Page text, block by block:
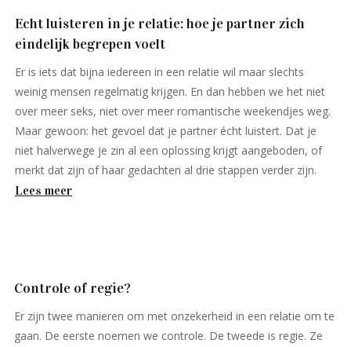
Echt luisteren in je relatie: hoe je partner zich
eindelijk begrepen voelt
Er is iets dat bijna iedereen in een relatie wil maar slechts
weinig mensen regelmatig krijgen. En dan hebben we het niet
over meer seks, niet over meer romantische weekendjes weg.
Maar gewoon: het gevoel dat je partner écht luistert. Dat je
niet halverwege je zin al een oplossing krijgt aangeboden, of
merkt dat zijn of haar gedachten al drie stappen verder zijn.
Lees meer
Controle of regie?
Er zijn twee manieren om met onzekerheid in een relatie om te
gaan. De eerste noemen we controle. De tweede is regie. Ze